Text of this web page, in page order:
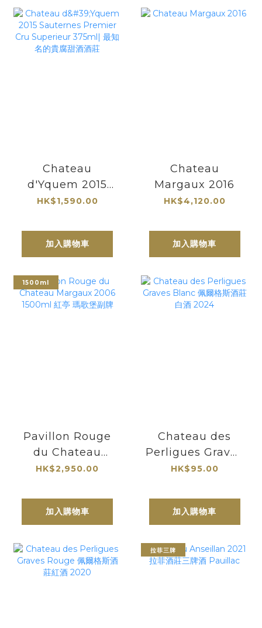
Chateau
d'Yquem 2015
Sauternes
Superieur
375ml| 最知名的貴
HK$1,590.00
加入購物車
Chateau
Margaux 2016
HK$4,120.00
加入購物車
1500ml
Pavillon Rouge
du Chateau
Margaux 2006
堡副牌
HK$2,950.00
加入購物車
Chateau des
Perligues Graves
Blanc 佩爾格斯酒
HK$95.00
加入購物車
拉菲三牌